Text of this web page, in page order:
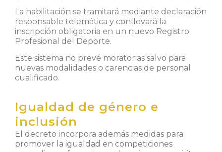
La habilitación se tramitará mediante declaración
responsable telemática y conllevará la
inscripción obligatoria en un nuevo Registro
Profesional del Deporte.
Este sistema no prevé moratorias salvo para
nuevas modalidades o carencias de personal
cualificado.
Igualdad de género e
inclusión
El decreto incorpora además medidas para
promover la igualdad en competiciones